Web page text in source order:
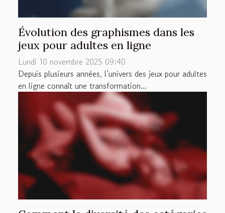
Évolution des graphismes dans les
jeux pour adultes en ligne
Lundi 10 novembre 2025 09:40
Depuis plusieurs années, l’univers des jeux pour adultes
en ligne connaît une transformation...